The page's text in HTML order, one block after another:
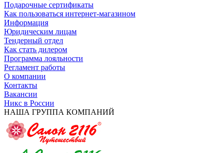
Подарочные сертификаты
Как пользоваться интернет-магазином
Информация
Юридическим лицам
Тендерный отдел
Как стать дилером
Программа лояльности
Регламент работы
О компании
Контакты
Вакансии
Никс в России
НАША ГРУППА КОМПАНИЙ